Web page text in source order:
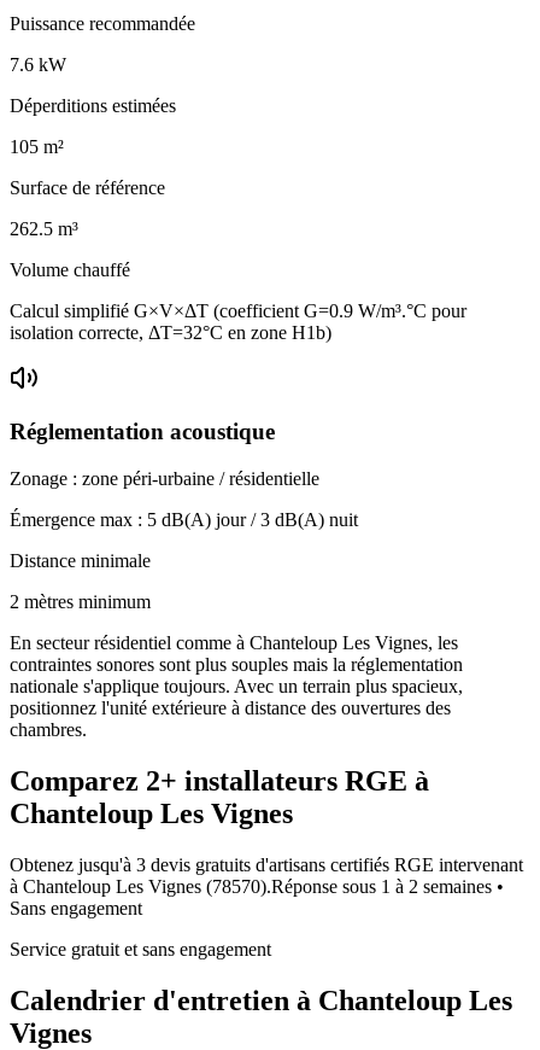
Puissance recommandée
7.6 kW
Déperditions estimées
105 m²
Surface de référence
262.5 m³
Volume chauffé
Calcul simplifié G×V×ΔT (coefficient G=0.9 W/m³.°C pour
isolation correcte, ΔT=32°C en zone H1b)
Réglementation acoustique
Zonage : zone péri-urbaine / résidentielle
Émergence max : 5 dB(A) jour /3 dB(A) nuit
Distance minimale
2 mètres minimum
En secteur résidentiel comme à Chanteloup Les Vignes, les
contraintes sonores sont plus souples mais la réglementation
nationale s'applique toujours. Avec un terrain plus spacieux,
positionnez l'unité extérieure à distance des ouvertures des
chambres.
Comparez 2+ installateurs RGE à
Chanteloup Les Vignes
Obtenez jusqu'à 3 devis gratuits d'artisans certifiés RGE intervenant
à Chanteloup Les Vignes (78570).Réponse sous 1 à 2 semaines •
Sans engagement
Service gratuit et sans engagement
Calendrier d'entretien à Chanteloup Les
Vignes